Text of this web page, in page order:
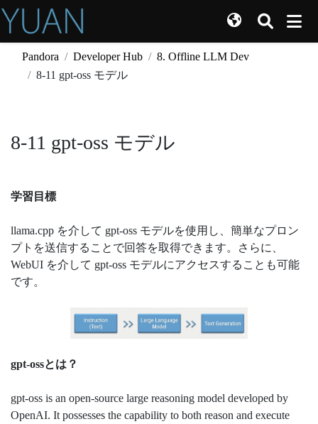
Pandora Developer Hub
8. Offline LLM Dev
8-11 gpt-oss モデル
8-11 gpt-oss モデル
学習目標
llama.cpp を介して gpt-oss モデルを使用し、簡単なプロン
プトを送信することで回答を取得できます。さらに、
WebUI を介して gpt-oss モデルにアクセスすることも可能
です。
gpt-ossとは？
gpt-oss is an open-source large reasoning model developed by
OpenAI. It possesses the capability to both reason and execute